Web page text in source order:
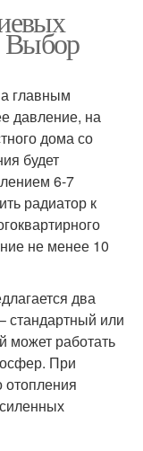
Выбор
главным
давление, на
дома со
будет
6-7
радиатор к
не менее 10
два
стандартный или
может работать
При
отопления